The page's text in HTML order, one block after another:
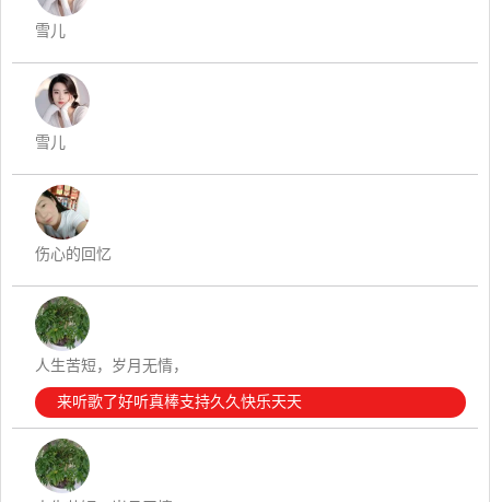
雪儿
雪儿
伤心的回忆
人生苦短，岁月无情，
来听歌了好听真棒支持久久快乐天天